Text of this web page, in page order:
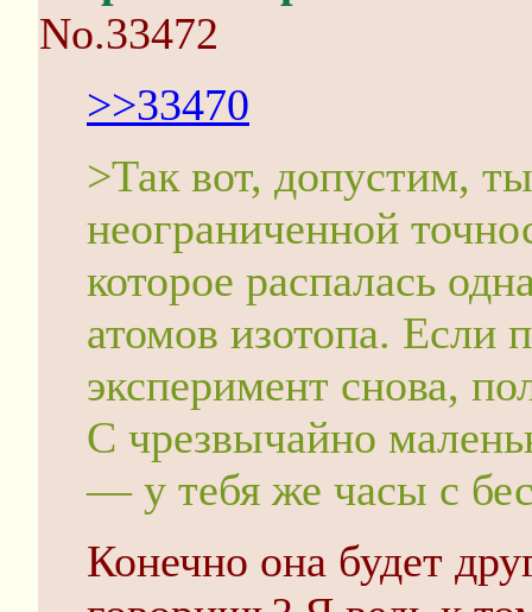
No.33472
>>33470
>Так вот, допустим,
неограниченной
которое распалась
атомов изотопа. Если
эксперимент снова,
С чрезвычайно
— у тебя же часы с
Конечно она будет